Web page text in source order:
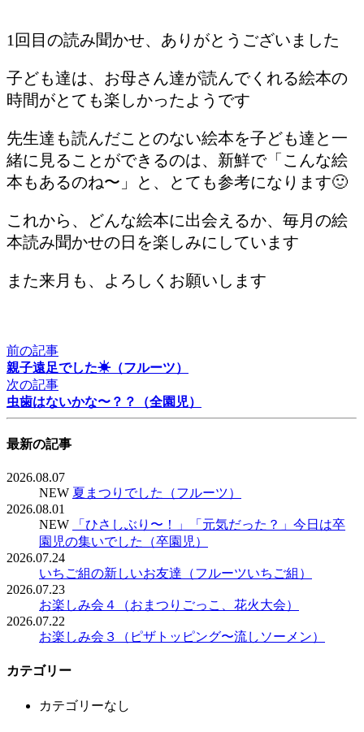
1回目の読み聞かせ、ありがとうございました
子ども達は、お母さん達が読んでくれる絵本の
時間がとても楽しかったようです
先生達も読んだことのない絵本を子ども達と一
緒に見ることができるのは、新鮮で「こんな絵
本もあるのね〜」と、とても参考になります🙂
これから、どんな絵本に出会えるか、毎月の絵
本読み聞かせの日を楽しみにしています
また来月も、よろしくお願いします
前の記事
親子遠足でした☀︎（フルーツ）
次の記事
虫歯はないかな〜？？（全園児）
最新の記事
2026.08.07
NEW 夏まつりでした（フルーツ）
2026.08.01
NEW
「ひさしぶり〜！」「元気だった？」今日は卒
園児の集いでした（卒園児）
2026.07.24
いちご組の新しいお友達（フルーツいちご組）
2026.07.23
お楽しみ会４（おまつりごっこ、花火大会）
2026.07.22
お楽しみ会３（ピザトッピング〜流しソーメン）
カテゴリー
カテゴリーなし